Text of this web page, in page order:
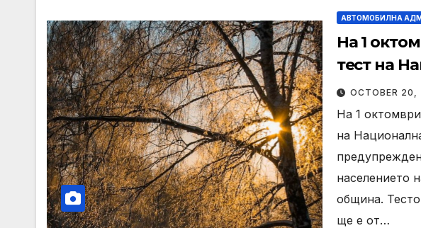
АВТОМОБИЛНА
На 1
тест на
за ранно
OCTOBER
На 1
на
населението
община.
ще е от…